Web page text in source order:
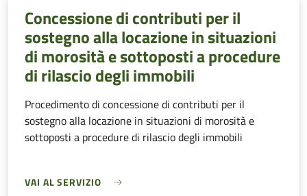
Concessione di contributi per il
sostegno alla locazione in situazioni
di morosità e sottoposti a procedure
di rilascio degli immobili
Procedimento di concessione di contributi per il
sostegno alla locazione in situazioni di morosità e
sottoposti a procedure di rilascio degli immobili
VAI AL SERVIZIO